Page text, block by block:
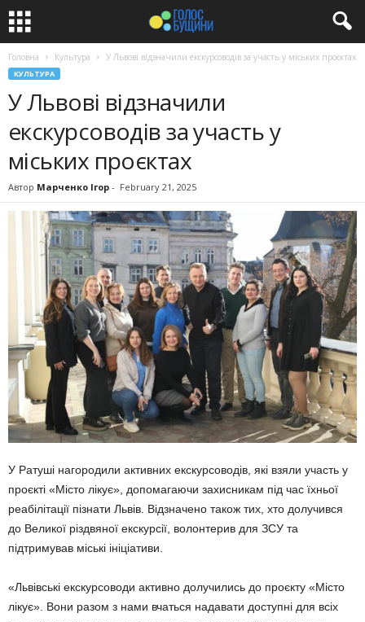
Головна Культура У Львові відзначили екскурсоводів за участь у міських проєктах
КУЛЬТУРА
У Львові відзначили
екскурсоводів за участь у
міських проєктах
Автор Марченко Ігор - February 21, 2025
У Ратуші нагородили активних екскурсоводів, які взяли участь у
проєкті «Місто лікує», допомагаючи захисникам під час їхньої
реабілітації пізнати Львів. Відзначено також тих, хто долучився
до Великої різдвяної екскурсії, волонтерив для ЗСУ та
підтримував міські ініціативи.
«Львівські екскурсоводи активно долучились до проєкту «Місто
лікує». Вони разом з нами вчаться надавати доступні для всіх